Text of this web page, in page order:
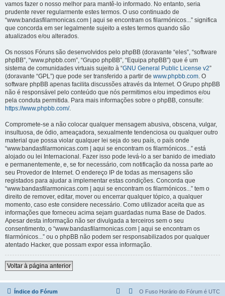
vamos fazer o nosso melhor para mantê-lo informado. No entanto, seria
prudente rever regularmente estes termos. O uso continuado de
“www.bandasfilarmonicas.com | aqui se encontram os filarmónicos...” significa
que concorda em ser legalmente sujeito a estes termos quando são
atualizados e/ou alterados.
Os nossos Fóruns são desenvolvidos pelo phpBB (doravante “eles”, “software
phpBB”, “www.phpbb.com”, “Grupo phpBB”, “Equipa phpBB”) que é um
sistema de comunidades virtuais sujeito à “GNU General Public License v2”
(doravante “GPL”) que pode ser transferido a partir de www.phpbb.com. O
software phpBB apenas facilita discussões através da Internet. O Grupo phpBB
não é responsável pelo conteúdo que nós permitimos e/ou impedimos e/ou
pela conduta permitida. Para mais informações sobre o phpBB, consulte:
https://www.phpbb.com/.
Compromete-se a não colocar qualquer mensagem abusiva, obscena, vulgar,
insultuosa, de ódio, ameaçadora, sexualmente tendenciosa ou qualquer outro
material que possa violar qualquer lei seja do seu país, o país onde
“www.bandasfilarmonicas.com | aqui se encontram os filarmónicos...” está
alojado ou lei Internacional. Fazer isso pode levá-lo a ser banido de imediato
e permanentemente, e, se for necessário, com notificação da nossa parte ao
seu Provedor de Internet. O endereço IP de todas as mensagens são
registados para ajudar a implementar estas condições. Concorda que
“www.bandasfilarmonicas.com | aqui se encontram os filarmónicos...” tem o
direito de remover, editar, mover ou encerrar qualquer tópico, a qualquer
momento, caso este considere necessário. Como utilizador aceita que as
informações que forneceu acima sejam guardadas numa Base de Dados.
Apesar desta informação não ser divulgada a terceiros sem o seu
consentimento, o “www.bandasfilarmonicas.com | aqui se encontram os
filarmónicos...” ou o phpBB não podem ser responsabilizados por qualquer
atentado Hacker, que possam expor essa informação.
Voltar à página anterior
Índice do Fórum O Fuso Horário do Fórum é UTC